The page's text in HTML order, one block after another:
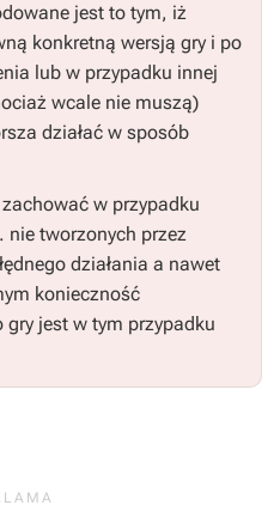
jest to tym, iż
konkretną wersją gry i po
lub w przypadku innej
wcale nie muszą)
działać w sposób
w przypadku
tworzonych przez
działania a nawet
konieczność
jest w tym przypadku